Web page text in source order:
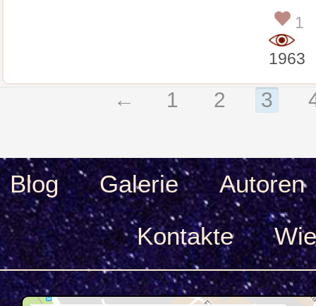
1
1963
← 1 2 3
Blog Galerie
Autoren
Kontakte